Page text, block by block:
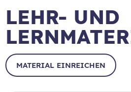
LEHR- UND
MATERIAL EINREICHEN